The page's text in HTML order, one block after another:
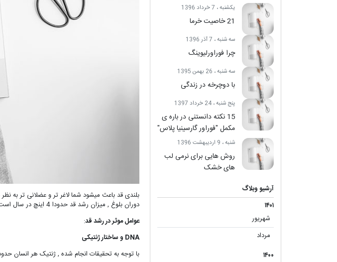
یکشنبه ، 7 خرداد 1396
21 خاصیت خرما
سه شنبه ، 7 آذر 1396
چرا فوراورلیوینگ
سه شنبه ، 26 بهمن 1395
با دوچرخه در زندگی
پنج شنبه ، 24 خرداد 1397
15 نکته دانستنی در باره ی
مکمل "فوراور گارسینیا پلاس"
شنبه ، 9 اردیبهشت 1396
روش هایی برای نرمی لب
های خشک
آرشیو وبلاگ
۱۴۰۱
شهریور
مرداد
۱۴۰۰
بلندی قد باعث میشود شما لاغر تر و عضلانی تر به
دوران بلوغ , میزان رشد قد حدودا 4 اینچ در سال است .
عوامل موثر در رشد قد:
DNA و ساختار ژنتیکی
با توجه به تحقیقات انجام شده , ژنتیک هر انسان حدود 80% در رشد قد موثر